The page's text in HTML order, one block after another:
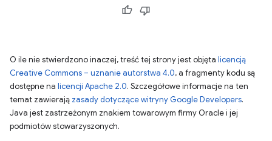
O ile nie stwierdzono inaczej, treść tej strony jest objęta licencją
Creative Commons – uznanie autorstwa 4.0, a fragmenty kodu są
dostępne na licencji Apache 2.0. Szczegółowe informacje na ten
temat zawierają zasady dotyczące witryny Google Developers.
Java jest zastrzeżonym znakiem towarowym firmy Oracle i jej
podmiotów stowarzyszonych.